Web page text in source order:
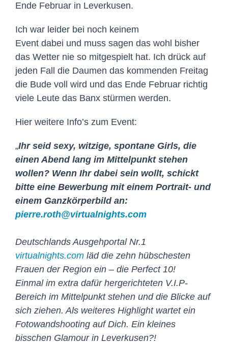
Ende Februar in Leverkusen.
Ich war leider bei noch keinem
Event dabei und muss sagen das wohl bisher
das Wetter nie so mitgespielt hat. Ich drück auf
jeden Fall die Daumen das kommenden Freitag
die Bude voll wird und das Ende Februar richtig
viele Leute das Banx stürmen werden.
Hier weitere Info’s zum Event:
„Ihr seid sexy, witzige, spontane Girls, die
einen Abend lang im Mittelpunkt stehen
wollen? Wenn Ihr dabei sein wollt, schickt
bitte eine Bewerbung mit einem Portrait- und
einem Ganzkörperbild an:
pierre.roth@virtualnights.com
Deutschlands Ausgehportal Nr.1
virtualnights.com läd die zehn hübschesten
Frauen der Region ein – die Perfect 10!
Einmal im extra dafür hergerichteten V.I.P-
Bereich im Mittelpunkt stehen und die Blicke auf
sich ziehen. Als weiteres Highlight wartet ein
Fotowandshooting auf Dich. Ein kleines
bisschen Glamour in Leverkusen?!